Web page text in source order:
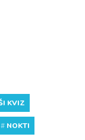
KVIZ
# NOKTI